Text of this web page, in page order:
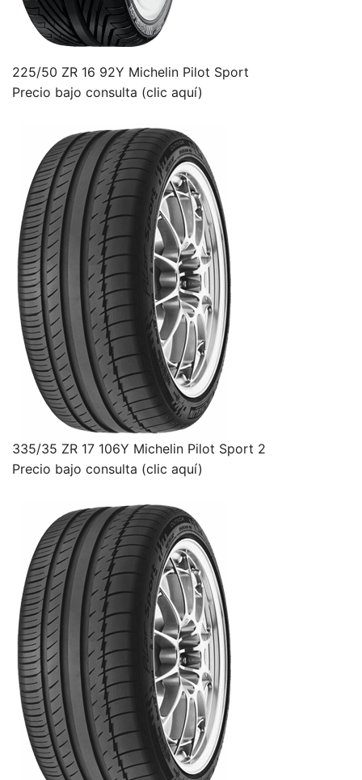
225/50 ZR 16 92Y Michelin Pilot Sport
Precio bajo consulta (clic aquí)
335/35 ZR 17 106Y Michelin Pilot Sport 2
Precio bajo consulta (clic aquí)